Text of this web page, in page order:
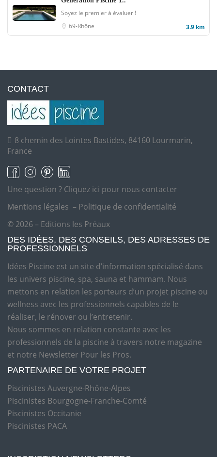
Soyez le premier à évaluer !
69-Rhône
3.9 km
CONTACT
8 chemin des Lointes Bastides, 84160 Lourmarin,
France
Une question ? Cliquez ici pour nous contacter
Mentions légales – Politique de confidentialité
© 2026 – Editions les Préaux
DES IDÉES, DES CONSEILS, DES ADRESSES DE
PROFESSIONNELS
Idées Piscine est un site d’information spécialisé dans
les univers piscine, spa, sauna et hammam. Nous
mettons en relation les porteurs d’un projet piscine ou
wellness avec les professionnels capables de le
réaliser, le rénover ou l’entretenir.
Nous sommes en relation constante avec les
professionnels de la piscine à travers notre magazine
et notre Newsletter Pour les Pros.
PARTENAIRE DE VOTRE PROJET
Piscinistes Auvergne-Rhône-Alpes
Piscinistes Bourgogne-Franche-Comté
Piscinistes Occitanie
Piscinistes PACA